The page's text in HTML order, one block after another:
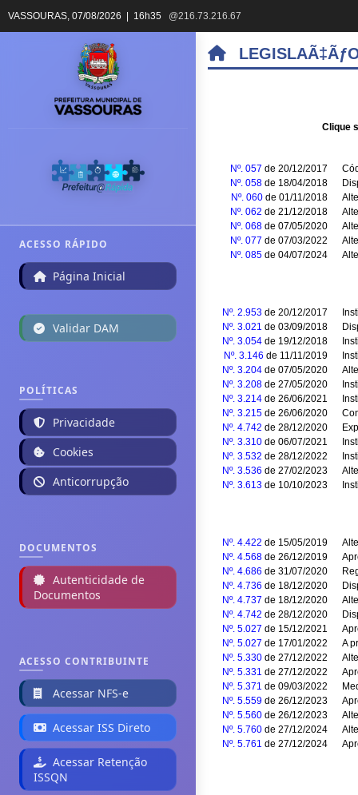
VASSOURAS, 07/08/2026 | 16h35 @216.73.216.67
ACESSO RÁPIDO
Página Inicial
Validar DAM
POLÍTICAS
Privacidade
Cookies
Anticorrupção
DOCUMENTOS
Autenticidade de
Documentos
ACESSO CONTRIBUINTE
Acessar NFS-e
Acessar ISS Direto
Acessar Retenção
ISSQN
Clique
Nº. 057 de 20/12/2017
Nº. 058 de 18/04/2018
Nº. 060 de 01/11/2018
Nº. 062 de 21/12/2018
Nº. 068 de 07/05/2020
Nº. 077 de 07/03/2022
Nº. 085 de 04/07/2024
Nº. 2.953 de 20/12/2017
Nº. 3.021 de 03/09/2018
Nº. 3.054 de 19/12/2018
Nº. 3.146 de 11/11/2019
Nº. 3.204 de 07/05/2020
Nº. 3.208 de 27/05/2020
Nº. 3.214 de 26/06/2021
Nº. 3.215 de 26/06/2020
Nº. 4.742 de 28/12/2020
Nº. 3.310 de 06/07/2021
Nº. 3.532 de 28/12/2022
Nº. 3.536 de 27/02/2023
Nº. 3.613 de 10/10/2023
Nº. 4.422 de 15/05/2019
Nº. 4.568 de 26/12/2019
Nº. 4.686 de 31/07/2020
Nº. 4.736 de 18/12/2020
Nº. 4.737 de 18/12/2020
Nº. 4.742 de 28/12/2020
Nº. 5.027 de 15/12/2021
Nº. 5.027 de 17/01/2022
A
Nº. 5.330 de 27/12/2022
Nº. 5.331 de 27/12/2022
Nº. 5.371 de 09/03/2022
Nº. 5.559 de 26/12/2023
Nº. 5.560 de 26/12/2023
Nº. 5.760 de 27/12/2024
Nº. 5.761 de 27/12/2024